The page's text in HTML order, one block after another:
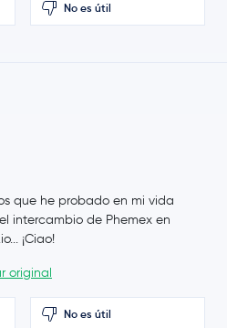
No es útil
que he probado en mi vida
intercambio de Phemex en
¡Ciao!
original
No es útil